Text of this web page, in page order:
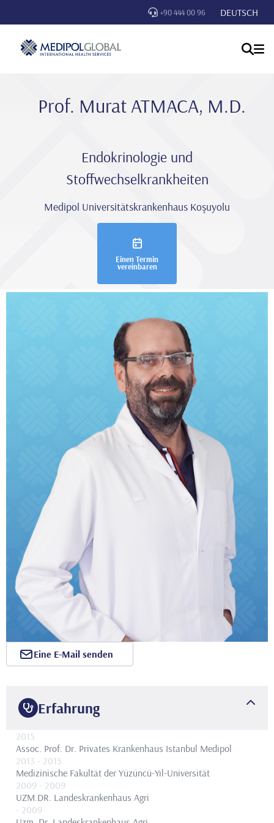
+90 444 00 96 DEUTSCH
Prof. Murat ATMACA, M.D.
Endokrinologie und
Stoffwechselkrankheiten
Medipol Universitätskrankenhaus Koşuyolu
Einen Termin
vereinbaren
Erfahrung
2015
Assoc. Prof. Dr. Privates Krankenhaus Istanbul Medipol
2013 - 2015
Medizinische Fakultät der Yüzüncü-Yıl-Universität
2009 - 2009
UZM.DR. Landeskrankenhaus Agri
- 2009
Eine E-Mail senden